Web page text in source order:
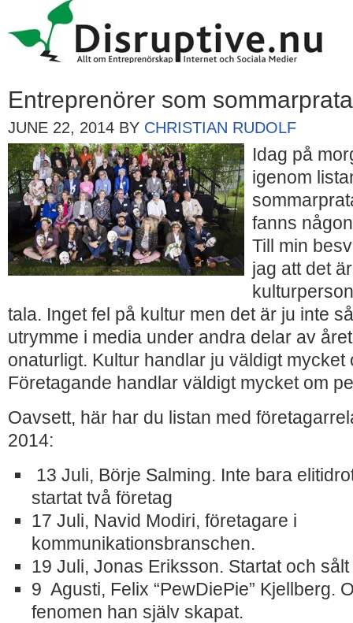
Entreprenörer som
JUNE 22, 2014 BY CHRISTIAN RUDOLF
Idag på
igenom
fanns
Till min
jag att det
tala. Inget fel på kultur men det är ju inte
utrymme i media under andra delar av
onaturligt. Kultur handlar ju väldigt mycket
Företagande handlar väldigt mycket om
Oavsett, här har du listan med
2014:
13 Juli, Börje Salming. Inte bara
startat två företag
17 Juli, Navid Modiri, företagare i
kommunikationsbranschen.
19 Juli, Jonas Eriksson. Startat och
9 Agusti, Felix “PewDiePie” Kjellberg.
fenomen han själv skapat.